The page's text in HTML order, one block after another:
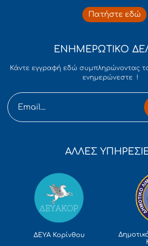
Πατήστε εδώ
ΕΝΗΜΕΡΩΤΙΚΟ
Κάντε εγγραφή εδώ συμπληρώνοντας
ενημερώνεστε !
ΑΛΛΕΣ
ΔΕΥΑ Κορίνθου